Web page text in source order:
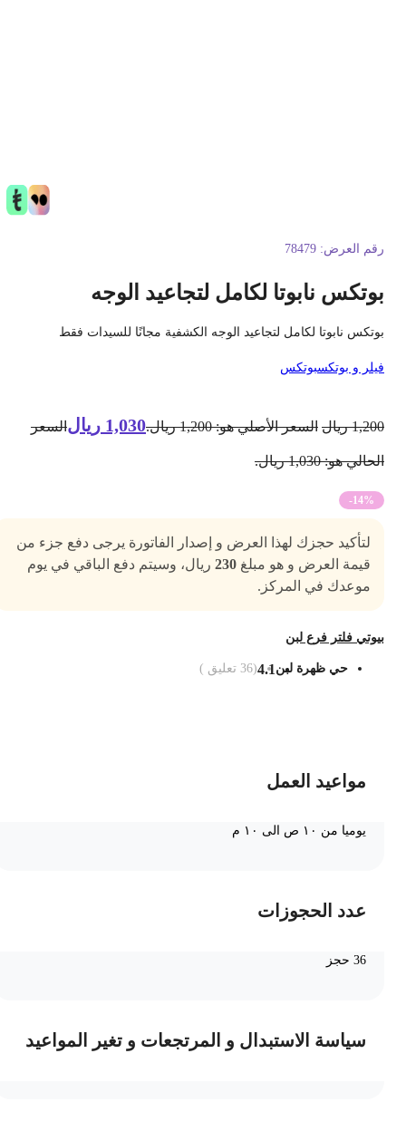
العرض: 78479
نابوتا لكامل لتجاعيد الوجه
نابوتا لكامل لتجاعيد الوجه الكشفية مجانًا للسيدات فقط
و بوتكسبوتكس
ريال السعر الأصلي هو: 1,200 ريال. 1,030 ريال السعر
هو: 1,030 ريال.
-14%
لتأكيد حجزك لهذا العرض و إصدار الفاتورة يرجى دفع جزء من
قيمة العرض و هو مبلغ230 ريال، وسيتم دفع الباقي في يوم
موعدك في المركز.
فلتر فرع لبن
حي ظهرة لبن4.1
(
36تعليق )
مواعيد العمل
يوميا من ١٠ ص الى ١٠ م
عدد الحجوزات
سياسة الاستبدال و المرتجعات و تغير المواعيد